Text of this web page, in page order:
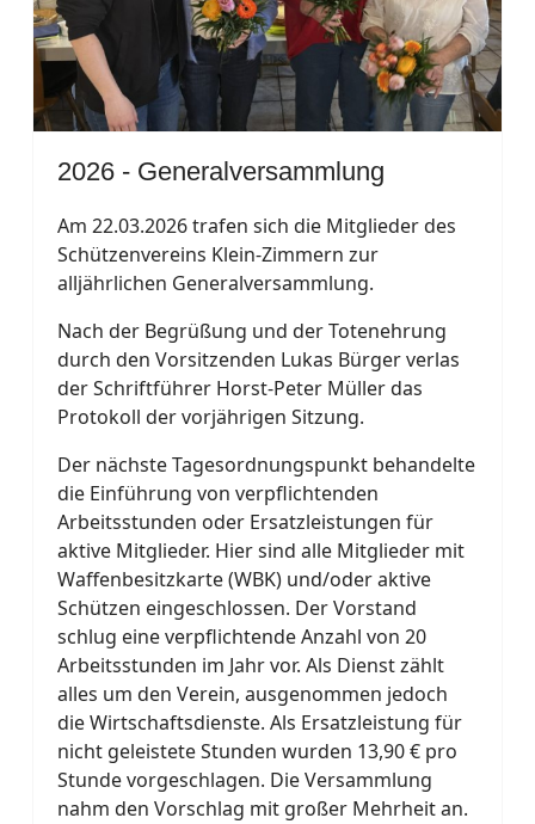
2026 - Generalversammlung
Am 22.03.2026 trafen sich die Mitglieder des
Schützenvereins Klein-Zimmern zur
alljährlichen Generalversammlung.
Nach der Begrüßung und der Totenehrung
durch den Vorsitzenden Lukas Bürger verlas
der Schriftführer Horst-Peter Müller das
Protokoll der vorjährigen Sitzung.
Der nächste Tagesordnungspunkt behandelte
die Einführung von verpflichtenden
Arbeitsstunden oder Ersatzleistungen für
aktive Mitglieder. Hier sind alle Mitglieder mit
Waffenbesitzkarte (WBK) und/oder aktive
Schützen eingeschlossen. Der Vorstand
schlug eine verpflichtende Anzahl von 20
Arbeitsstunden im Jahr vor. Als Dienst zählt
alles um den Verein, ausgenommen jedoch
die Wirtschaftsdienste. Als Ersatzleistung für
nicht geleistete Stunden wurden 13,90 € pro
Stunde vorgeschlagen. Die Versammlung
nahm den Vorschlag mit großer Mehrheit an.